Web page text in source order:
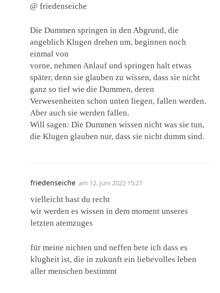
@ friedenseiche
Die Dummen springen in den Abgrund, die
angeblich Klugen drehen um, beginnen noch
einmal von
vorne, nehmen Anlauf und springen halt etwas
später, denn sie glauben zu wissen, dass sie nicht
ganz so tief wie die Dummen, deren
Verwesenheiten schon unten liegen, fallen werden.
Aber auch sie werden fallen.
Will sagen: Die Dummen wissen nicht was sie tun,
die Klugen glauben nur, dass sie nicht dumm sind.
friedenseiche am 12. Juni 2022 15:27
vielleicht hast du recht
wir werden es wissen in dem moment unseres
letzten atemzuges
für meine nichten und neffen bete ich dass es
klugheit ist, die in zukunft ein liebevolles leben
aller menschen bestimmt